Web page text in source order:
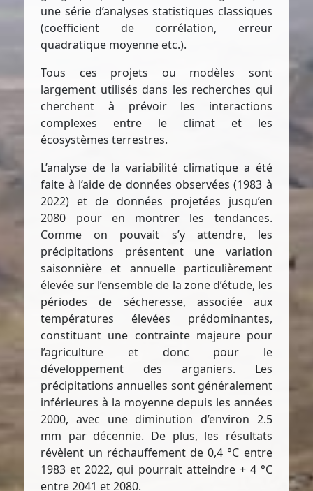
une série d’analyses statistiques classiques
(coefficient de corrélation, erreur
quadratique moyenne etc.).
Tous ces projets ou modèles sont
largement utilisés dans les recherches qui
cherchent à prévoir les interactions
complexes entre le climat et les
écosystèmes terrestres.
L’analyse de la variabilité climatique a été
faite à l’aide de données observées (1983 à
2022) et de données projetées jusqu’en
2080 pour en montrer les tendances.
Comme on pouvait s’y attendre, les
précipitations présentent une variation
saisonnière et annuelle particulièrement
élevée sur l’ensemble de la zone d’étude, les
périodes de sécheresse, associée aux
températures élevées prédominantes,
constituant une contrainte majeure pour
l’agriculture et donc pour le
développement des arganiers. Les
précipitations annuelles sont généralement
inférieures à la moyenne depuis les années
2000, avec une diminution d’environ 2.5
mm par décennie. De plus, les résultats
révèlent un réchauffement de 0,4 °C entre
1983 et 2022, qui pourrait atteindre + 4 °C
entre 2041 et 2080.